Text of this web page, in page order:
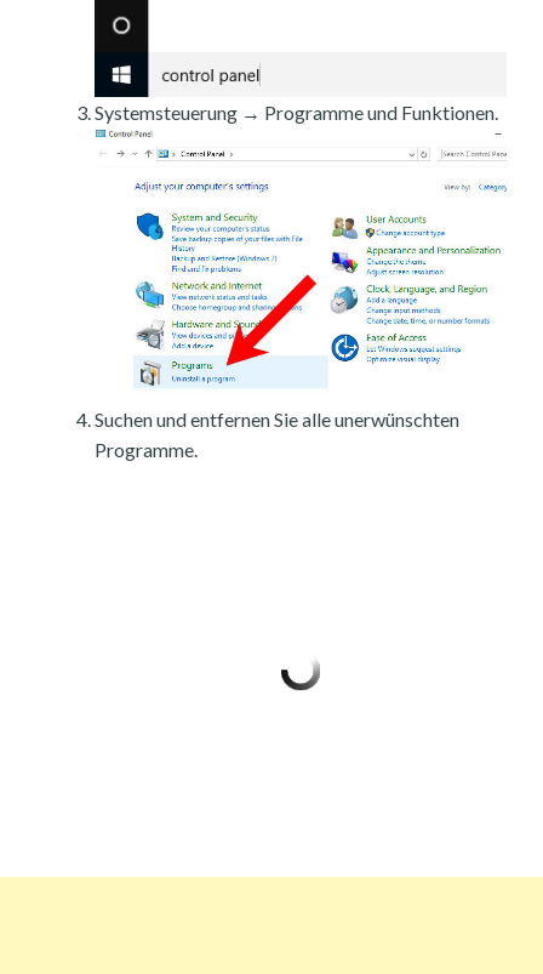
Systemsteuerung → Programme und Funktionen.
Suchen und entfernen Sie alle unerwünschten
Programme.